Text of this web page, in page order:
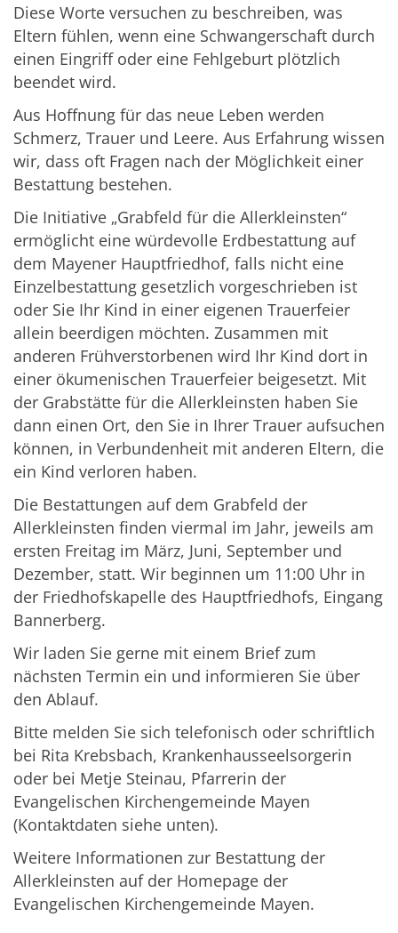
Diese Worte versuchen zu beschreiben, was
Eltern fühlen, wenn eine Schwangerschaft durch
einen Eingriff oder eine Fehlgeburt plötzlich
beendet wird.
Aus Hoffnung für das neue Leben werden
Schmerz, Trauer und Leere. Aus Erfahrung wissen
wir, dass oft Fragen nach der Möglichkeit einer
Bestattung bestehen.
Die Initiative „Grabfeld für die Allerkleinsten“
ermöglicht eine würdevolle Erdbestattung auf
dem Mayener Hauptfriedhof, falls nicht eine
Einzelbestattung gesetzlich vorgeschrieben ist
oder Sie Ihr Kind in einer eigenen Trauerfeier
allein beerdigen möchten. Zusammen mit
anderen Frühverstorbenen wird Ihr Kind dort in
einer ökumenischen Trauerfeier beigesetzt. Mit
der Grabstätte für die Allerkleinsten haben Sie
dann einen Ort, den Sie in Ihrer Trauer aufsuchen
können, in Verbundenheit mit anderen Eltern, die
ein Kind verloren haben.
Die Bestattungen auf dem Grabfeld der
Allerkleinsten finden viermal im Jahr, jeweils am
ersten Freitag im März, Juni, September und
Dezember, statt. Wir beginnen um 11:00 Uhr in
der Friedhofskapelle des Hauptfriedhofs, Eingang
Bannerberg.
Wir laden Sie gerne mit einem Brief zum
nächsten Termin ein und informieren Sie über
den Ablauf.
Bitte melden Sie sich telefonisch oder schriftlich
bei Rita Krebsbach, Krankenhausseelsorgerin
oder bei Metje Steinau, Pfarrerin der
Evangelischen Kirchengemeinde Mayen
(Kontaktdaten siehe unten).
Weitere Informationen zur Bestattung der
Allerkleinsten auf der Homepage der
Evangelischen Kirchengemeinde Mayen.